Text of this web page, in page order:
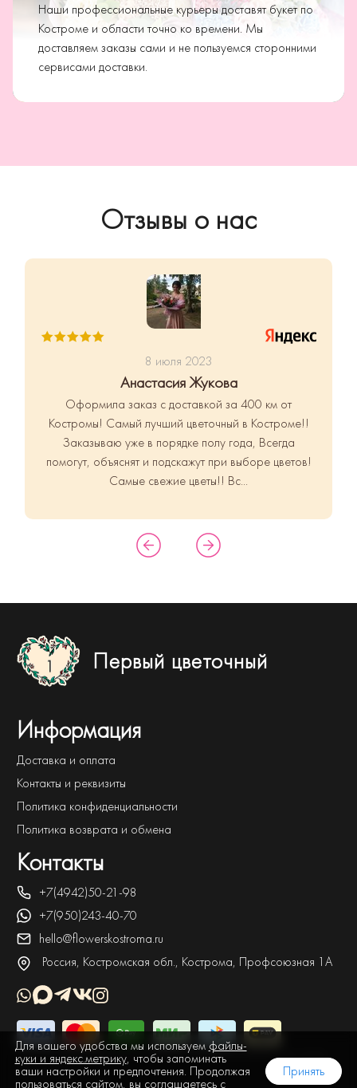
Наши профессиональные курьеры доставят букет по
Костроме и области точно ко времени. Мы
доставляем заказы сами и не пользуемся сторонними
сервисами доставки.
Отзывы о нас
8 июля 2023
Анастасия Жукова
Оформила заказ с доставкой за 400 км от
Костромы! Самый лучший цветочный в Костроме!!
Заказываю уже в порядке полу года, Всегда
помогут, объяснят и подскажут при выборе цветов!
Самые свежие цветы!! Вс...
Первый цветочный
Информация
Доставка и оплата
Контакты и реквизиты
Политика конфиденциальности
Политика возврата и обмена
Контакты
+7(4942)50-21-98
+7(950)243-40-70
hello@flowerskostroma.ru
Россия, Костромская обл., Кострома, Профсоюзная 1А
2025 © Первый цветочный. ОГРНИП: 304440135700090. Все права
защищены.
Для вашего удобства мы используем файлы-
куки и яндекс.метрику, чтобы запоминать
ваши настройки и предпочтения. Продолжая
пользоваться сайтом, вы соглашаетесь с
Принять